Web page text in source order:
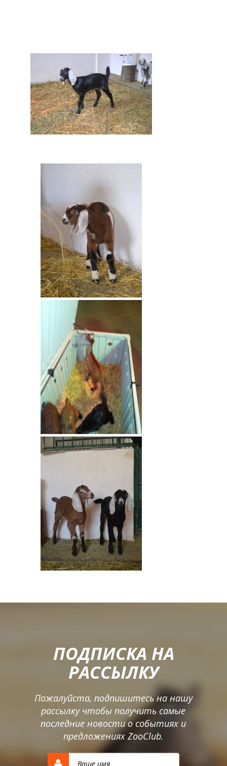
ПОДПИСКА НА
РАССЫЛКУ
Пожалуйста, подпишитесь на нашу
рассылку чтобы получить самые
последние новости о событиях и
предложениях ZooClub.